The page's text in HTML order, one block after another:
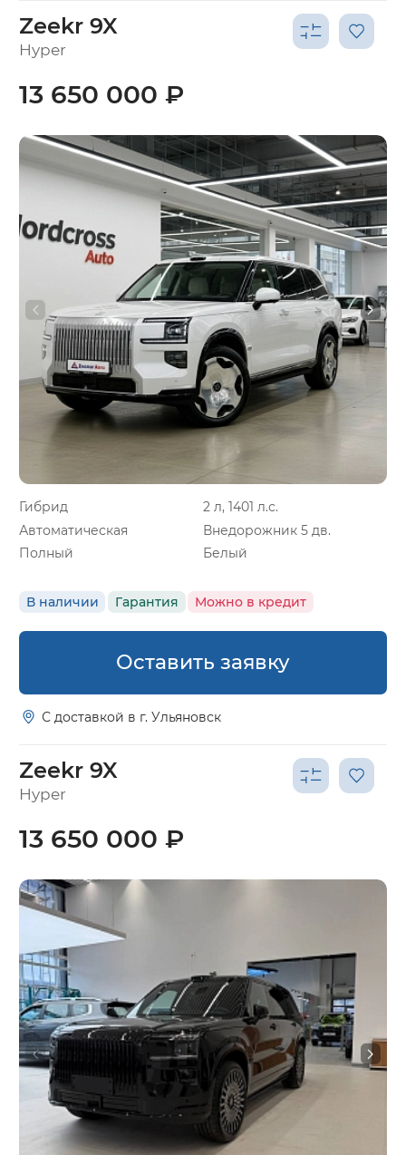
Zeekr 9X
Hyper
Гибрид
2 л, 1401 л.с.
Автоматическая
Внедорожник 5 дв.
Полный
Белый
В наличии Гарантия Можно в кредит
13 650 000 ₽
Оставить заявку
С доставкой в г. Ульяновск
Zeekr 9X
Hyper
13 650 000 ₽